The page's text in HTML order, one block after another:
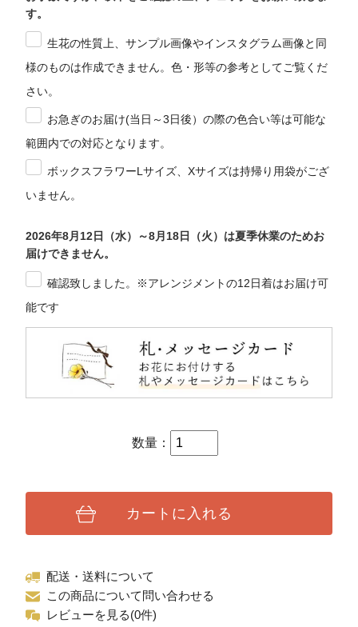
す。
生花の性質上、サンプル画像やインスタグラム画像と同
様のものは作成できません。色・形等の参考としてご覧くだ
さい。
お急ぎのお届け(当日～3日後）の際の色合い等は可能な
範囲内での対応となります。
ボックスフラワーLサイズ、Xサイズは持帰り用袋がござ
いません。
2026年8月12日（水）～8月18日（火）は夏季休業のためお
届けできません。
確認致しました。※アレンジメントの12日着はお届け可
能です
数量：
カートに入れる
配送・送料について
この商品について問い合わせる
レビューを見る(0件)